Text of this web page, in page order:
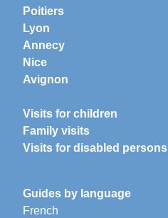
Poitiers
Lyon
Annecy
Nice
Avignon
Visits for children
Family visits
Visits for disabled persons
Guides by language
French